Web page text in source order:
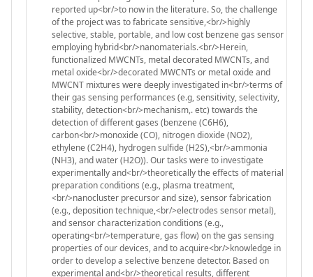
reported up<br/>to now in the literature. So, the challenge
of the project was to fabricate sensitive,<br/>highly
selective, stable, portable, and low cost benzene gas sensor
employing hybrid<br/>nanomaterials.<br/>Herein,
functionalized MWCNTs, metal decorated MWCNTs, and
metal oxide<br/>decorated MWCNTs or metal oxide and
MWCNT mixtures were deeply investigated in<br/>terms of
their gas sensing performances (e.g, sensitivity, selectivity,
stability, detection<br/>mechanism,. etc) towards the
detection of different gases (benzene (C6H6),
carbon<br/>monoxide (CO), nitrogen dioxide (NO2),
ethylene (C2H4), hydrogen sulfide (H2S),<br/>ammonia
(NH3), and water (H2O)). Our tasks were to investigate
experimentally and<br/>theoretically the effects of material
preparation conditions (e.g., plasma treatment,
<br/>nanocluster precursor and size), sensor fabrication
(e.g., deposition technique,<br/>electrodes sensor metal),
and sensor characterization conditions (e.g.,
operating<br/>temperature, gas flow) on the gas sensing
properties of our devices, and to acquire<br/>knowledge in
order to develop a selective benzene detector. Based on
experimental and<br/>theoretical results, different